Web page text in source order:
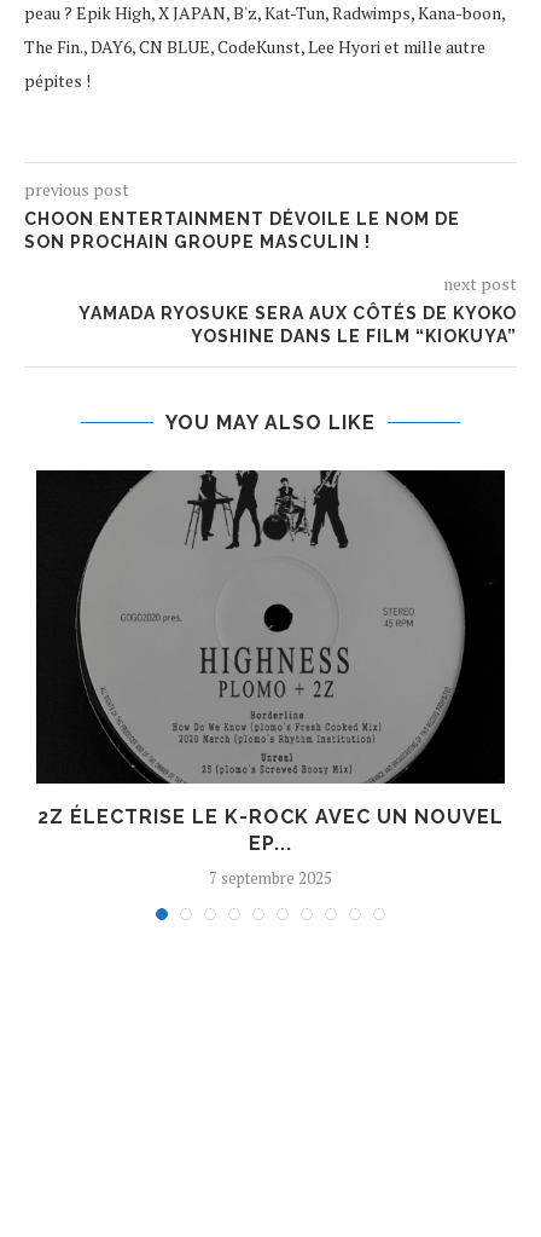
peau ? Epik High, X JAPAN, B'z, Kat-Tun, Radwimps, Kana-boon,
The Fin., DAY6, CN BLUE, CodeKunst, Lee Hyori et mille autre
pépites !
previous post
CHOON ENTERTAINMENT DÉVOILE LE NOM DE
SON PROCHAIN GROUPE MASCULIN !
next post
YAMADA RYOSUKE SERA AUX CÔTÉS DE KYOKO
YOSHINE DANS LE FILM “KIOKUYA”
YOU MAY ALSO LIKE
2Z ÉLECTRISE LE K-ROCK AVEC UN NOUVEL
EP...
7 septembre 2025